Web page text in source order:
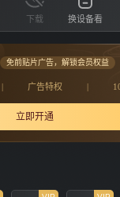
下载 换设备看
免前贴片广告，解锁会员权益
| 广告特权 |
立即开通